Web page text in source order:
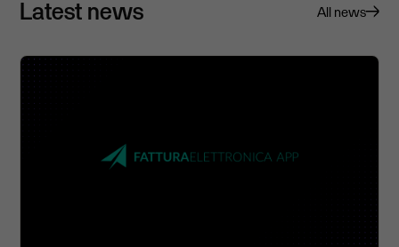
Latest news All news